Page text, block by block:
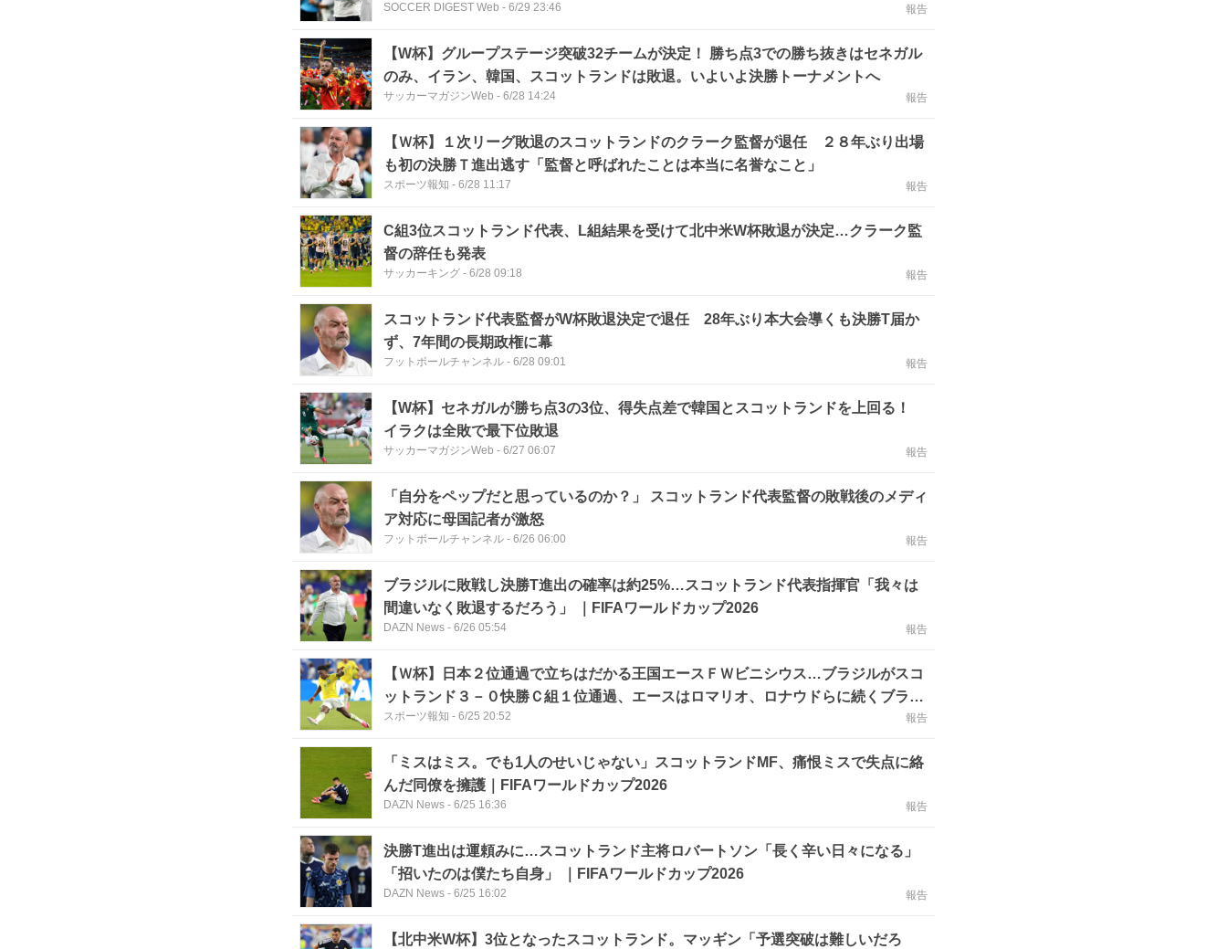
SOCCER DIGEST Web - 6/29 23:46 報告
【W杯】グループステージ突破32チームが決定！ 勝ち点3での勝ち抜きはセネガル
のみ、イラン、韓国、スコットランドは敗退。いよいよ決勝トーナメントへ
サッカーマガジンWeb - 6/28 14:24 報告
【Ｗ杯】１次リーグ敗退のスコットランドのクラーク監督が退任 ２８年ぶり出場
も初の決勝Ｔ進出逃す「監督と呼ばれたことは本当に名誉なこと」
スポーツ報知 - 6/28 11:17 報告
C組3位スコットランド代表、L組結果を受けて北中米W杯敗退が決定…クラーク監
督の辞任も発表
サッカーキング - 6/28 09:18 報告
スコットランド代表監督がW杯敗退決定で退任 28年ぶり本大会導くも決勝T届か
ず、7年間の長期政権に幕
フットボールチャンネル - 6/28 09:01 報告
【W杯】セネガルが勝ち点3の3位、得失点差で韓国とスコットランドを上回る！
イラクは全敗で最下位敗退
サッカーマガジンWeb - 6/27 06:07 報告
「自分をペップだと思っているのか？」 スコットランド代表監督の敗戦後のメディ
ア対応に母国記者が激怒
フットボールチャンネル - 6/26 06:00 報告
ブラジルに敗戦し決勝T進出の確率は約25%…スコットランド代表指揮官「我々は
間違いなく敗退するだろう」 ｜FIFAワールドカップ2026
DAZN News - 6/26 05:54 報告
【Ｗ杯】日本２位通過で立ちはだかる王国エースＦＷビニシウス…ブラジルがスコ
ットランド３－０快勝Ｃ組１位通過、エースはロマリオ、ロナウドらに続くブラジ
ル代表５人目の全３戦ゴール
スポーツ報知 - 6/25 20:52 報告
「ミスはミス。でも1人のせいじゃない」スコットランドMF、痛恨ミスで失点に絡
んだ同僚を擁護｜FIFAワールドカップ2026
DAZN News - 6/25 16:36 報告
決勝T進出は運頼みに…スコットランド主将ロバートソン「長く辛い日々になる」
「招いたのは僕たち自身」 ｜FIFAワールドカップ2026
DAZN News - 6/25 16:02 報告
【北中米W杯】3位となったスコットランド。マッギン「予選突破は難しいだろ